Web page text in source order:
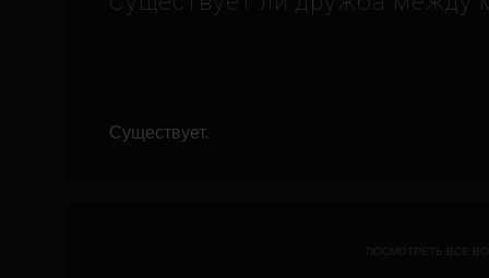
Существует.
ПОСМОТРЕТЬ ВСЕ